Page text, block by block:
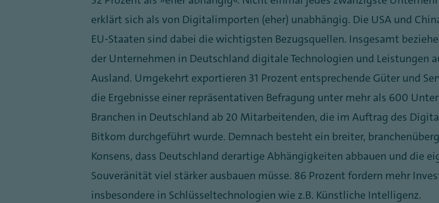
erklärt sich als von Digitalimporten (eher) unabhängig. Die USA und
EU-Staaten sind dabei die wichtigsten Bezugsquellen. Insgesamt
der Unternehmen in Deutschland digitale Technologien und Leistungen
Ausland. Umgekehrt exportieren 31 Prozent entsprechende Güter und
die Ergebnisse einer repräsentativen Befragung unter mehr als 600
Branchen in Deutschland ab 20 Mitarbeitenden, die im Auftrag des
Bitkom durchgeführt wurde. Demnach besteht ein breiter,
Konsens, dass Deutschland derartige Abhängigkeiten abbauen und die
Souveränität viel stärker ausbauen müsse. 86 Prozent fordern mehr
insbesondere in Schlüsseltechnologien wie z.B. Künstliche Intelligenz.